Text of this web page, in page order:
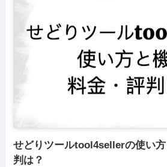
せどりツールtool4sellerの使い
判は？